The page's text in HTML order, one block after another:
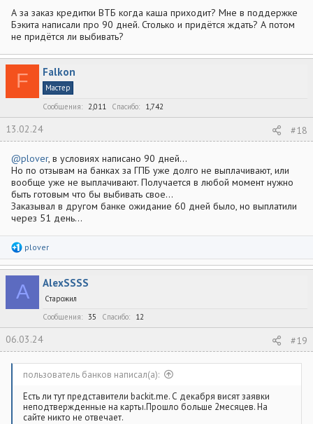
А за заказ кредитки ВТБ когда каша приходит? Мне в поддержке
Бэкита написали про 90 дней. Столько и придётся ждать? А потом
не придётся ли выбивать?
F Falkon
Мастер
Сообщения
2,011 Спасибо 1,742
13.02.24 #18
@plover, в условиях написано 90 дней...
Но по отзывам на банках за ГПБ уже долго не выплачивают, или
вообще уже не выплачивают. Получается в любой момент нужно
быть готовым что бы выбивать свое...
Заказывал в другом банке ожидание 60 дней было, но выплатили
через 51 день...
Р
е
а
к
ц
и
plover
A AlexSSSS
Старожил
Сообщения
35 Спасибо 12
06.03.24 #19
пользователь банков написал(а):
Есть ли тут представители backit.me. С декабря висят заявки
неподтвержденные на карты.Прошло больше 2месяцев. На
сайте никто не отвечает.